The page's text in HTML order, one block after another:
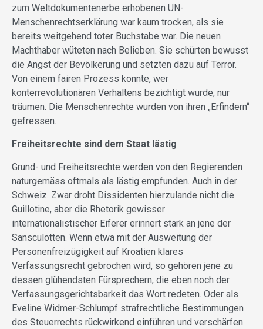
zum Weltdokumentenerbe erhobenen UN-
Menschenrechtserklärung war kaum trocken, als sie
bereits weitgehend toter Buchstabe war. Die neuen
Machthaber wüteten nach Belieben. Sie schürten bewusst
die Angst der Bevölkerung und setzten dazu auf Terror.
Von einem fairen Prozess konnte, wer
konterrevolutionären Verhaltens bezichtigt wurde, nur
träumen. Die Menschenrechte wurden von ihren „Erfindern“
gefressen.
Freiheitsrechte sind dem Staat lästig
Grund- und Freiheitsrechte werden von den Regierenden
naturgemäss oftmals als lästig empfunden. Auch in der
Schweiz. Zwar droht Dissidenten hierzulande nicht die
Guillotine, aber die Rhetorik gewisser
internationalistischer Eiferer erinnert stark an jene der
Sansculotten. Wenn etwa mit der Ausweitung der
Personenfreizügigkeit auf Kroatien klares
Verfassungsrecht gebrochen wird, so gehören jene zu
dessen glühendsten Fürsprechern, die eben noch der
Verfassungsgerichtsbarkeit das Wort redeten. Oder als
Eveline Widmer-Schlumpf strafrechtliche Bestimmungen
des Steuerrechts rückwirkend einführen und verschärfen